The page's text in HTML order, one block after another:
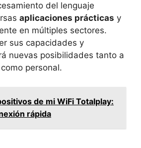
del lenguaje
aplicaciones prácticas y
en múltiples sectores.
sus capacidades y
nuevas posibilidades tanto a
personal.
de mi WiFi Totalplay:
rápida